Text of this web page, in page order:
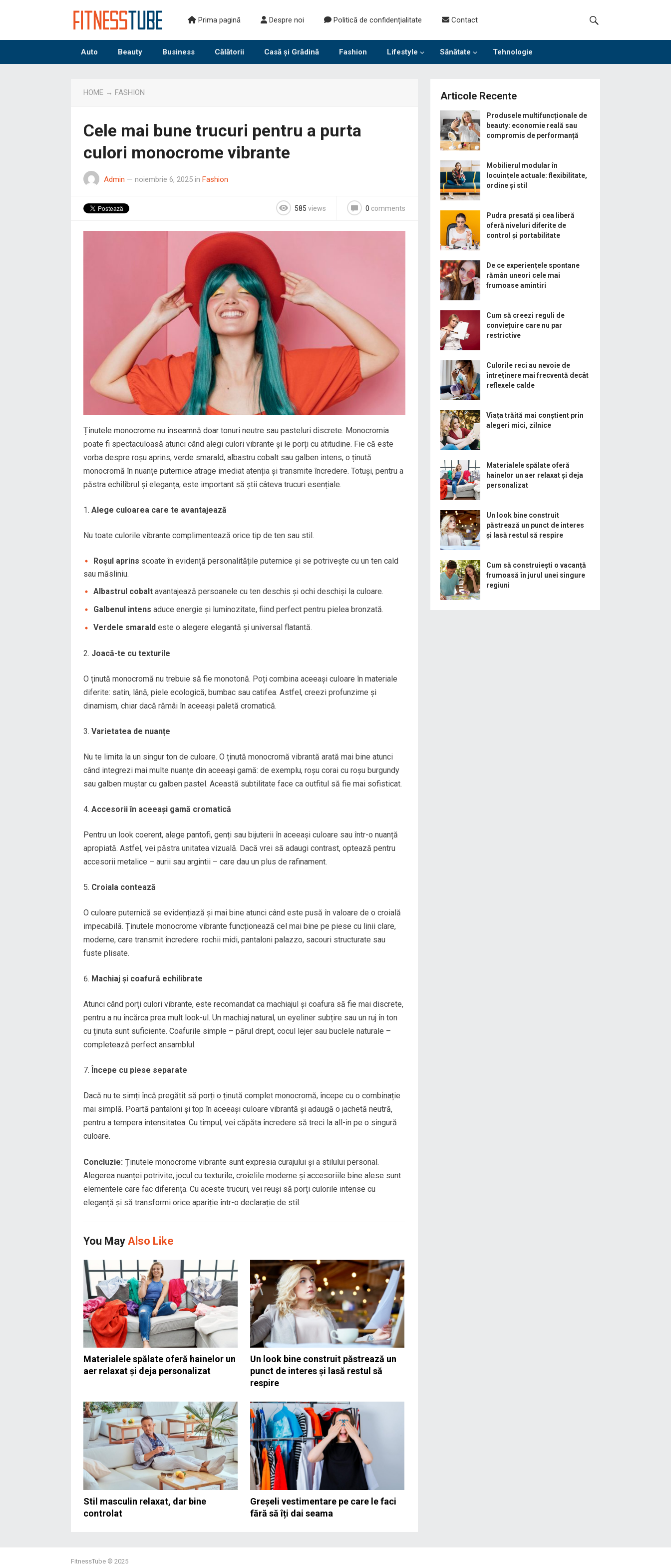
Prima pagină Despre noi Politică de confidențialitate Contact
Auto Beauty Business Călătorii Casă și Grădină Fashion Lifestyle Sănătate Tehnologie
HOME → FASHION
Cele mai bune trucuri pentru a purta
culori monocrome vibrante
Admin — noiembrie 6, 2025 in Fashion
585 views 0 comments
Ținutele monocrome nu înseamnă doar tonuri neutre sau pasteluri discrete. Monocromia
poate fi spectaculoasă atunci când alegi culori vibrante și le porți cu atitudine. Fie că este
vorba despre roșu aprins, verde smarald, albastru cobalt sau galben intens, o ținută
monocromă în nuanțe puternice atrage imediat atenția și transmite încredere. Totuși, pentru a
păstra echilibrul și eleganța, este important să știi câteva trucuri esențiale.
Alege culoarea care te avantajează
Nu toate culorile vibrante complimentează orice tip de ten sau stil.
Roșul aprins scoate în evidență personalitățile puternice și se potrivește cu un ten cald
sau măsliniu.
Albastrul cobalt avantajează persoanele cu ten deschis și ochi deschiși la culoare.
Galbenul intens aduce energie și luminozitate, fiind perfect pentru pielea bronzată.
Verdele smarald este o alegere elegantă și universal flatantă.
Joacă-te cu texturile
O ținută monocromă nu trebuie să fie monotonă. Poți combina aceeași culoare în materiale
diferite: satin, lână, piele ecologică, bumbac sau catifea. Astfel, creezi profunzime și
dinamism, chiar dacă rămâi în aceeași paletă cromatică.
Varietatea de nuanțe
Nu te limita la un singur ton de culoare. O ținută monocromă vibrantă arată mai bine atunci
când integrezi mai multe nuanțe din aceeași gamă: de exemplu, roșu corai cu roșu burgundy
sau galben muștar cu galben pastel. Această subtilitate face ca outfitul să fie mai sofisticat.
Accesorii în aceeași gamă cromatică
Pentru un look coerent, alege pantofi, genți sau bijuterii în aceeași culoare sau într-o nuanță
apropiată. Astfel, vei păstra unitatea vizuală. Dacă vrei să adaugi contrast, optează pentru
accesorii metalice – aurii sau argintii – care dau un plus de rafinament.
Croiala contează
O culoare puternică se evidențiază și mai bine atunci când este pusă în valoare de o croială
impecabilă. Ținutele monocrome vibrante funcționează cel mai bine pe piese cu linii clare,
moderne, care transmit încredere: rochii midi, pantaloni palazzo, sacouri structurate sau
fuste plisate.
Machiaj și coafură echilibrate
Atunci când porți culori vibrante, este recomandat ca machiajul și coafura să fie mai discrete,
pentru a nu încărca prea mult look-ul. Un machiaj natural, un eyeliner subțire sau un ruj în ton
cu ținuta sunt suficiente. Coafurile simple – părul drept, cocul lejer sau buclele naturale –
completează perfect ansamblul.
Începe cu piese separate
Dacă nu te simți încă pregătit să porți o ținută complet monocromă, începe cu o combinație
mai simplă. Poartă pantaloni și top în aceeași culoare vibrantă și adaugă o jachetă neutră,
pentru a tempera intensitatea. Cu timpul, vei căpăta încredere să treci la all-in pe o singură
culoare.
Concluzie: Ținutele monocrome vibrante sunt expresia curajului și a stilului personal.
Alegerea nuanței potrivite, jocul cu texturile, croielile moderne și accesoriile bine alese sunt
elementele care fac diferența. Cu aceste trucuri, vei reuși să porți culorile intense cu
eleganță și să transformi orice apariție într-o declarație de stil.
You May Also Like
Materialele spălate oferă hainelor un
aer relaxat și deja personalizat
Un look bine construit păstrează un
punct de interes și lasă restul să
respire
Stil masculin relaxat, dar bine
controlat
Greșeli vestimentare pe care le faci
fără să îți dai seama
Articole Recente
Produsele multifuncționale de
beauty: economie reală sau
compromis de performanță
Mobilierul modular în
locuințele actuale: flexibilitate,
ordine și stil
Pudra presată și cea liberă
oferă niveluri diferite de
control și portabilitate
De ce experiențele spontane
rămân uneori cele mai
frumoase amintiri
Cum să creezi reguli de
conviețuire care nu par
restrictive
Culorile reci au nevoie de
întreținere mai frecventă decât
reflexele calde
Viața trăită mai conștient prin
alegeri mici, zilnice
Materialele spălate oferă
hainelor un aer relaxat și deja
personalizat
Un look bine construit
păstrează un punct de interes
și lasă restul să respire
Cum să construiești o vacanță
frumoasă în jurul unei singure
regiuni
FitnessTube © 2025